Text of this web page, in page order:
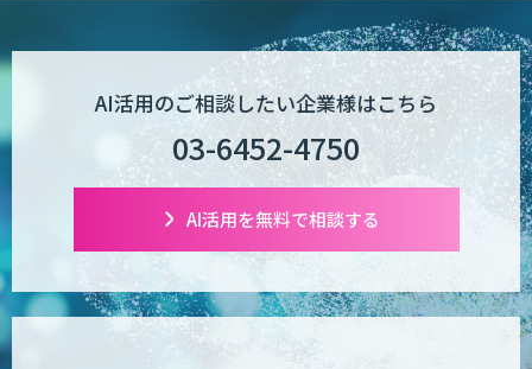
AI活用のご相談したい企業様はこちら
03-6452-4750
AI活用を無料で相談する